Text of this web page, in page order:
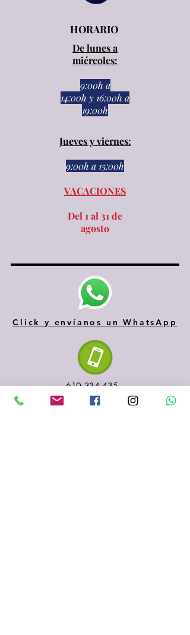
HORARIO
De lunes a
miércoles:
9:00h a
14:00h y 16:00h a
19:00h
Jueves y viernes:
9:00h a 15:00h​​
VACACIONES
Del 1 al 31 de
agosto
Click y envíanos un WhatsApp
610 334 435
935 153 687